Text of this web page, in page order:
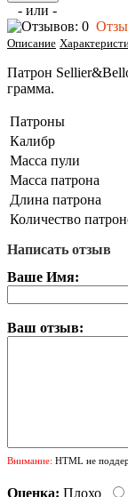
- или -
Описание
Патрон
грамма.
Патроны
Калибр
Масса пули
Масса патрона
Длина патрона
Количество
Написать отзыв
Ваше Имя:
Ваш отзыв:
Внимание: HTML не
Оценка: Плохо